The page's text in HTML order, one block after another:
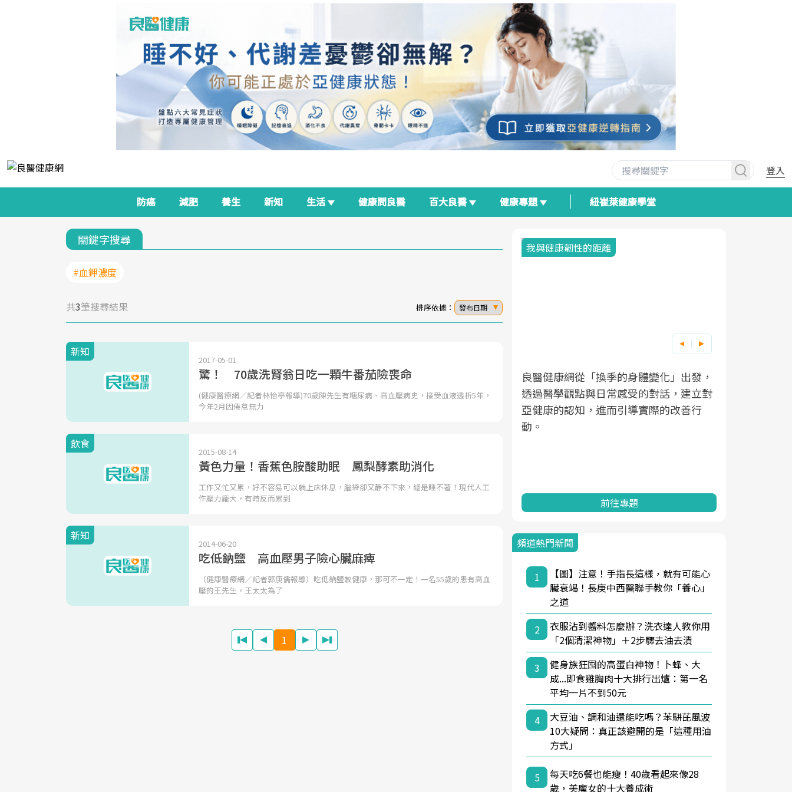
登入
防癌 減肥 養生 新知 生活 健康問良醫 百大良醫 健康專題 紐崔萊健康學堂
關鍵字搜尋
#血鉀濃度
共3筆搜尋結果 排序依據： 發布日期
新知
2017-05-01
驚！ 70歲洗腎翁日吃一顆牛番茄險喪命
(健康醫療網／記者林怡亭報導)70歲陳先生有糖尿病、高血壓病史，接受血液透析5年，
今年2月因倦怠無力
飲食
2015-08-14
黃色力量！香蕉色胺酸助眠 鳳梨酵素助消化
工作又忙又累，好不容易可以躺上床休息，腦袋卻又靜不下來，總是睡不著！現代人工
作壓力龐大，有時反而累到
新知
2014-06-20
吃低鈉鹽 高血壓男子險心臟麻痺
（健康醫療網／記者郭庚儒報導）吃低鈉鹽較健康，那可不一定！一名55歲的患有高血
壓的王先生，王太太為了
1
面對超高齡社會的浪潮，台灣正在快速邁
向「健康照護」的新時代。隨著國家政策
務，更是民眾了解自身健康狀況、啟動健
康管理的重要起點。
良醫生活祭
2025年，就到良醫生活祭體驗「一站式健
康新生活」，從講座、體驗到運動，全面
我與健康韌性的距離
良醫健康網從「換季的身體變化」出發，
透過醫學觀點與日常感受的對話，建立對
亞健康的認知，進而引導實際的改善行
動。
前往專題
頻道熱門新聞
1
【圖】注意！手指長這樣，就有可能心
臟衰竭！長庚中西醫聯手教你「養心」
之道
2
衣服沾到醬料怎麼辦？洗衣達人教你用
「2個清潔神物」＋2步驟去油去漬
3
健身族狂囤的高蛋白神物！卜蜂、大
成...即食雞胸肉十大排行出爐：第一名
平均一片不到50元
4
大豆油、調和油還能吃嗎？苯駢芘風波
10大疑問：真正該避開的是「這種用油
方式」
5
每天吃6餐也能瘦！40歲看起來像28
歲，美魔女的十大養成術